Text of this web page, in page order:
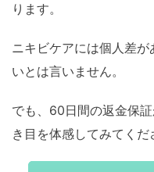
ります。
ニキビケアには個人差
いとは言いません。
でも、60日間の返金保
き目を体感してみてくだ